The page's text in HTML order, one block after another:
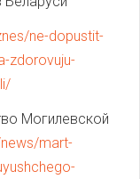
ne-dopustit-
zdorovuju-
Могилевской
mart-